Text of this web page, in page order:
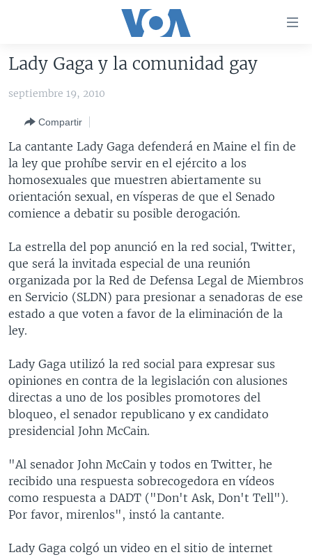
accesibilidad
principal
Salte
al
navegador
principal
Salte
búsqueda
AMÉRICA DEL NORTE
EEUU
MÉXICO
HAITÍ
ELECCIONES EEUU 2024
ELECCIONES EEUU
VOTO DIVIDIDO
VOA VERIFICA
VOA VERIFICA UCRANIA/RUSIA
VOA VERIFICA INMIGRACIÓN
VOA VERIFICA AMÉRICA LATINA
AMÉRICA LATINA
ARGENTINA
BOLIVIA
CHILE
PERÚ
ECUADOR
VENEZUELA
CHINA EN AMÉRICA LATINA
CENTROAMÉRICA
EL SALVADOR
GUATEMALA
HONDURAS
NICARAGUA
INMIGRACIÓN
LIBERTAD DE PRENSA
MUNDO
ECONOMÍA
TECNOLOGÍA
DEPORTES
CIENCIA Y SALUD
ESPECIALES DE LA VOA
LIBERTAD DE PRENSA
UCRANIA
MULTIMEDIA
FOTOGRAFÍA
AUDIOS
EL MUNDO AL DÍA
FORO INTERAMERICANO
VISIÓN 360
PANORAMA
RADIO
AVANCE INFORMATIVO
AUDIONOTICIAS
ESTADOS UNIDOS AL DÍA
EL MUNDO AL DÍA [RADIO]
FORO [RADIO]
DEPORTIVO INTERNACIONAL
DIRECT
DOCUMENTALES DE LA VOA
Learning English
SÍGANOS
Lady Gaga y la comunidad gay
septiembre 19, 2010
Compartir
La cantante Lady Gaga defenderá en Maine el fin de
la ley que prohíbe servir en el ejército a los
homosexuales que muestren abiertamente su
orientación sexual, en vísperas de que el Senado
comience a debatir su posible derogación.
La estrella del pop anunció en la red social, Twitter,
que será la invitada especial de una reunión
organizada por la Red de Defensa Legal de Miembros
en Servicio (SLDN) para presionar a senadoras de ese
estado a que voten a favor de la eliminación de la
ley.
Lady Gaga utilizó la red social para expresar sus
opiniones en contra de la legislación con alusiones
directas a uno de los posibles promotores del
bloqueo, el senador republicano y ex candidato
presidencial John McCain.
"Al senador John McCain y todos en Twitter, he
recibido una respuesta sobrecogedora en vídeos
como respuesta a DADT ("Don't Ask, Don't Tell").
Por favor, mirenlos", instó la cantante.
Lady Gaga colgó un video en el sitio de internet